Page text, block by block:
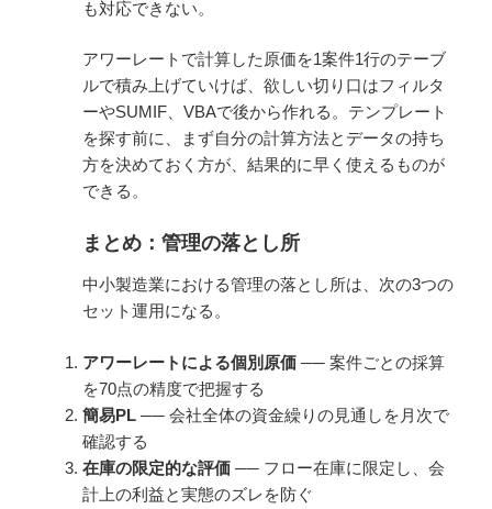
も対応できない。
アワーレートで計算した原価を1案件1行のテーブ
ルで積み上げていけば、欲しい切り口はフィルタ
ーやSUMIF、VBAで後から作れる。テンプレート
を探す前に、まず自分の計算方法とデータの持ち
方を決めておく方が、結果的に早く使えるものが
できる。
まとめ：管理の落とし所
中小製造業における管理の落とし所は、次の3つの
セット運用になる。
アワーレートによる個別原価 ── 案件ごとの採算
を70点の精度で把握する
簡易PL ── 会社全体の資金繰りの見通しを月次で
確認する
在庫の限定的な評価 ── フロー在庫に限定し、会
計上の利益と実態のズレを防ぐ